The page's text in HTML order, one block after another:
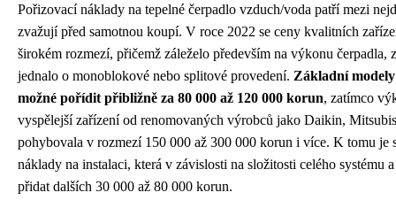
Pořizovací náklady na tepelné čerpadlo vzduch/voda patří mezi
zvažují před samotnou koupí. V roce 2022 se ceny kvalitních
širokém rozmezí, přičemž záleželo především na výkonu čerpadla,
jednalo o monoblokové nebo splitové provedení. Základní
možné pořídit přibližně za 80 000 až 120 000 korun, zatímco
vyspělejší zařízení od renomovaných výrobců jako Daikin,
pohybovala v rozmezí 150 000 až 300 000 korun i více. K tomu je
náklady na instalaci, která v závislosti na složitosti celého systému
přidat dalších 30 000 až 80 000 korun.